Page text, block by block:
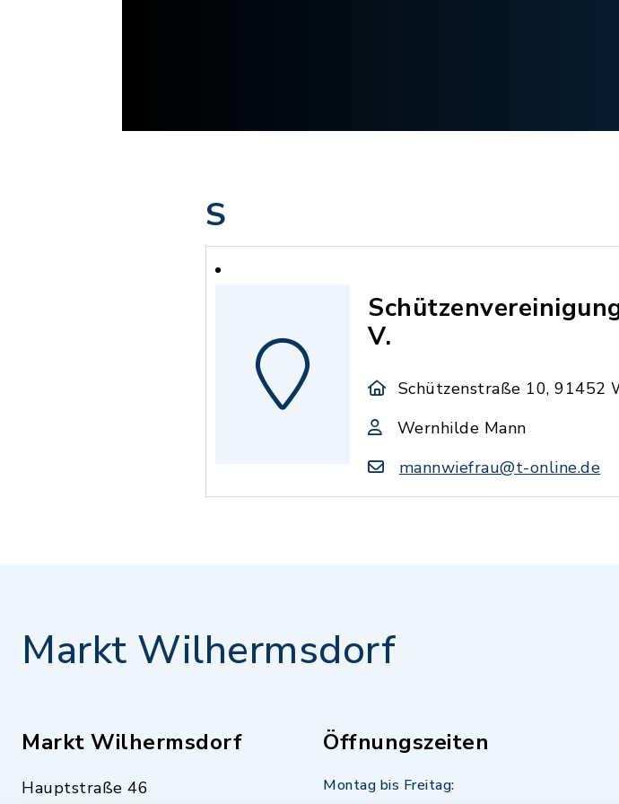
S
V.
Schützenstraße 10, 91452
Wernhilde Mann
mannwiefrau@t-online.de
Markt Wilhermsdorf
Markt Wilhermsdorf
Hauptstraße 46
Öffnungszeiten
Montag bis Freitag: